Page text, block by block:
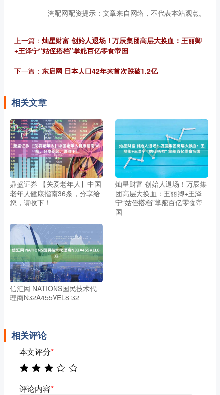
淘配网配资提示：文章来自网络，不代表本站观点。
上一篇： 灿星财富 创始人退场！万辰集团高层大换血：王丽卿
+王泽宁“姑侄搭档”掌舵百亿零食帝国
下一篇： 东启网 日本人口42年来首次跌破1.2亿
相关文章
鼎盛证券 【关爱老年人】中国
老年人健康指南36条，分享给
您，请收下！
灿星财富 创始人退场！万辰集
团高层大换血：王丽卿+王泽
宁“姑侄搭档”掌舵百亿零食帝
国
信汇网 NATIONS国民技术代
理商N32A455VEL8 32
相关评论
本文评分*
评论内容*